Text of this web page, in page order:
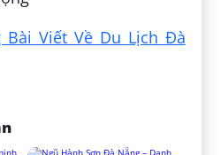
Bài Viết Về Du Lịch Đà